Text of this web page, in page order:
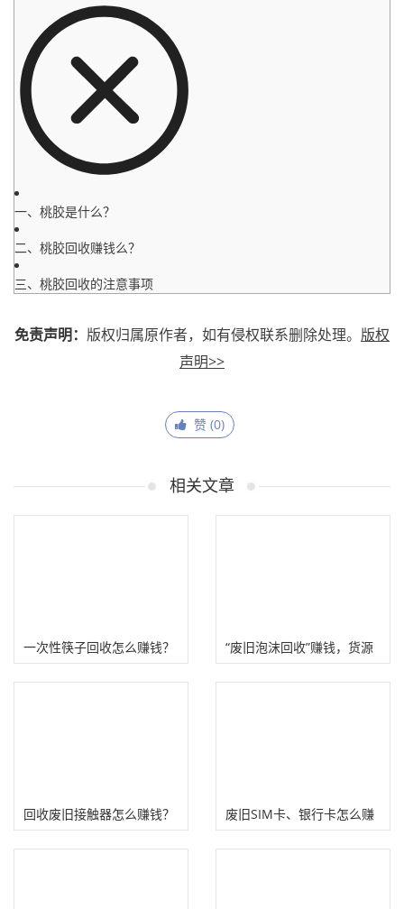
一、桃胶是什么？
二、桃胶回收赚钱么？
三、桃胶回收的注意事项
免责声明： 版权归属原作者，如有侵权联系删除处理。 版权
声明>>
赞 (0)
相关文章
一次性筷子回收怎么赚钱？
低碳环保创业项目
“废旧泡沫回收”赚钱，货源
多利润高！
回收废旧接触器怎么赚钱？
新手入行注意事项！
废旧SIM卡、银行卡怎么赚
钱？回收芯片炼金赚钱项